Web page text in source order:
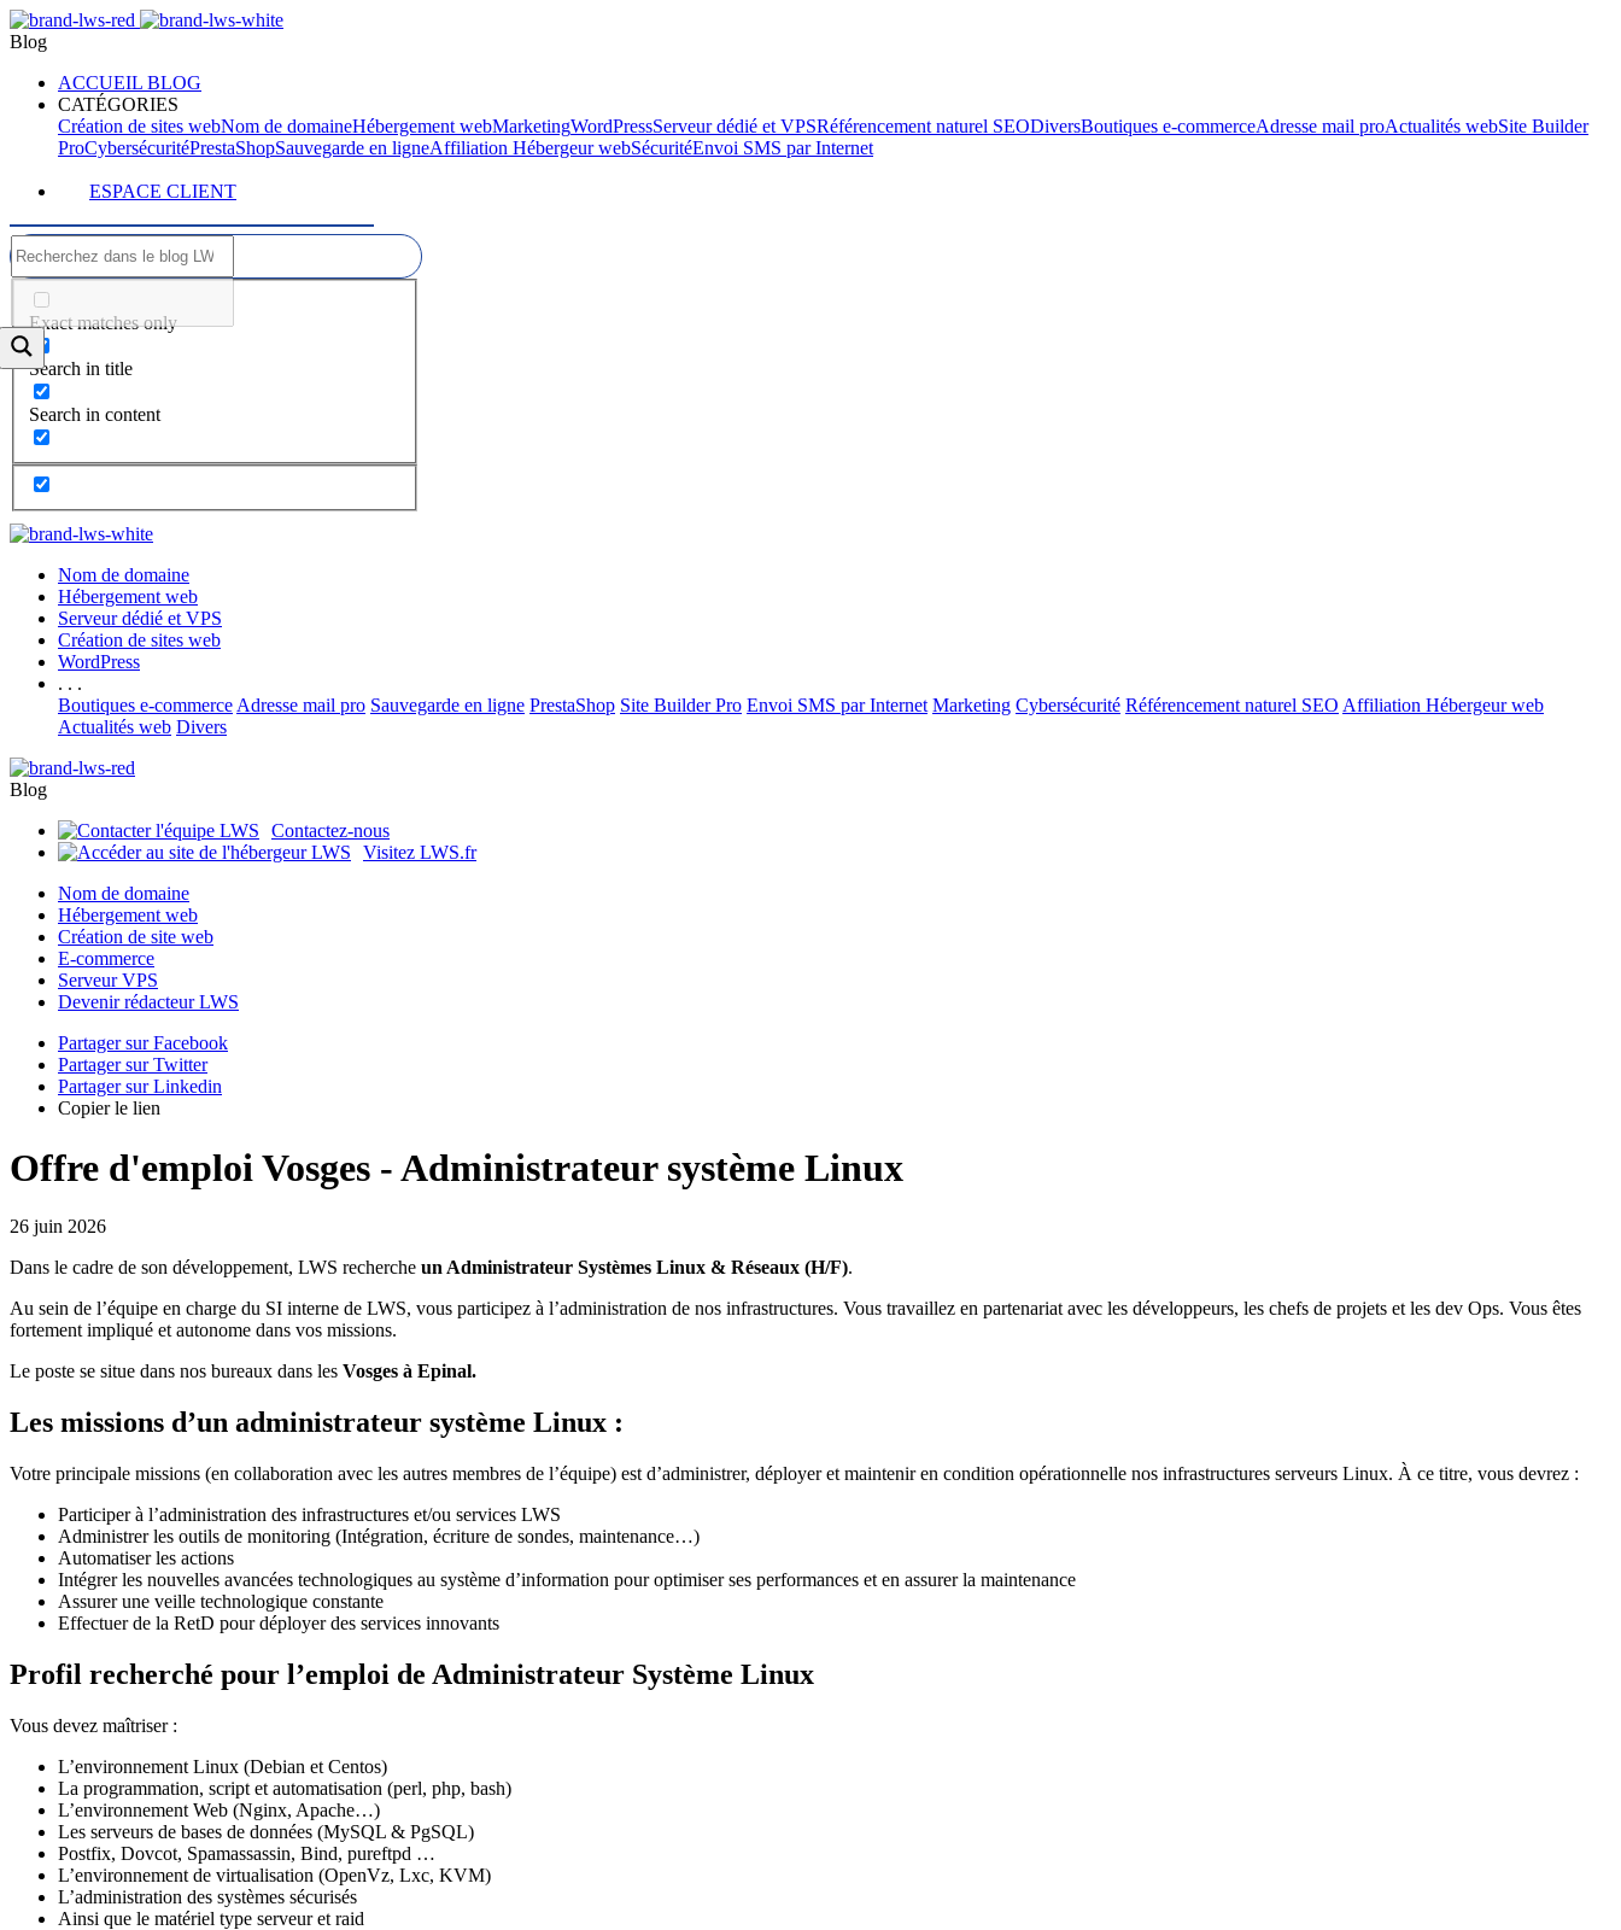
Blog
ACCUEIL BLOG
CATÉGORIES
Création de sites webNom de domaineHébergement webMarketingWordPressServeur dédié et VPSRéférencement naturel SEODiversBoutiques e-commerceAdresse mail proActualités webSite Builder
ProCybersécuritéPrestaShopSauvegarde en ligneAffiliation Hébergeur webSécuritéEnvoi SMS par Internet
ESPACE CLIENT
Exact matches only
Search in title
Search in content
Nom de domaine
Hébergement web
Serveur dédié et VPS
Création de sites web
WordPress
. . .
Boutiques e-commerce Adresse mail pro Sauvegarde en ligne PrestaShop Site Builder Pro Envoi SMS par Internet Marketing Cybersécurité Référencement naturel SEO Affiliation Hébergeur web
Actualités web Divers
Blog
Contactez-nous
Visitez LWS.fr
Nom de domaine
Hébergement web
Création de site web
E-commerce
Serveur VPS
Devenir rédacteur LWS
Partager sur Facebook
Partager sur Twitter
Partager sur Linkedin
Copier le lien
Offre d'emploi Vosges - Administrateur système Linux
26 juin 2026
Dans le cadre de son développement, LWS recherche un Administrateur Systèmes Linux & Réseaux (H/F).
Au sein de l’équipe en charge du SI interne de LWS, vous participez à l’administration de nos infrastructures. Vous travaillez en partenariat avec les développeurs, les chefs de projets et les dev Ops. Vous êtes
fortement impliqué et autonome dans vos missions.
Le poste se situe dans nos bureaux dans les Vosges à Epinal.
Les missions d’un administrateur système Linux :
Votre principale missions (en collaboration avec les autres membres de l’équipe) est d’administrer, déployer et maintenir en condition opérationnelle nos infrastructures serveurs Linux. À ce titre, vous devrez :
Participer à l’administration des infrastructures et/ou services LWS
Administrer les outils de monitoring (Intégration, écriture de sondes, maintenance…)
Automatiser les actions
Intégrer les nouvelles avancées technologiques au système d’information pour optimiser ses performances et en assurer la maintenance
Assurer une veille technologique constante
Effectuer de la RetD pour déployer des services innovants
Profil recherché pour l’emploi de Administrateur Système Linux
Vous devez maîtriser :
L’environnement Linux (Debian et Centos)
La programmation, script et automatisation (perl, php, bash)
L’environnement Web (Nginx, Apache…)
Les serveurs de bases de données (MySQL & PgSQL)
Postfix, Dovcot, Spamassassin, Bind, pureftpd …
L’environnement de virtualisation (OpenVz, Lxc, KVM)
L’administration des systèmes sécurisés
Ainsi que le matériel type serveur et raid